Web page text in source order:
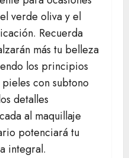
verde oliva y el
Recuerda
más tu belleza
los principios
con subtono
detalles
al maquillaje
potenciará tu
integral.